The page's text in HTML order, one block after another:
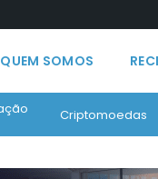
QUEM SOMOS
Criptomoedas